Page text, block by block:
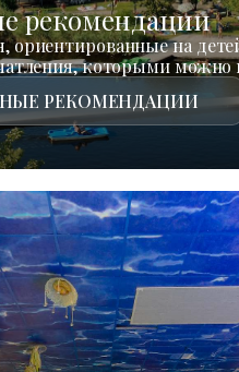
рекомендации
ориентированные на
которыми можно
РЕКОМЕНДАЦИИ